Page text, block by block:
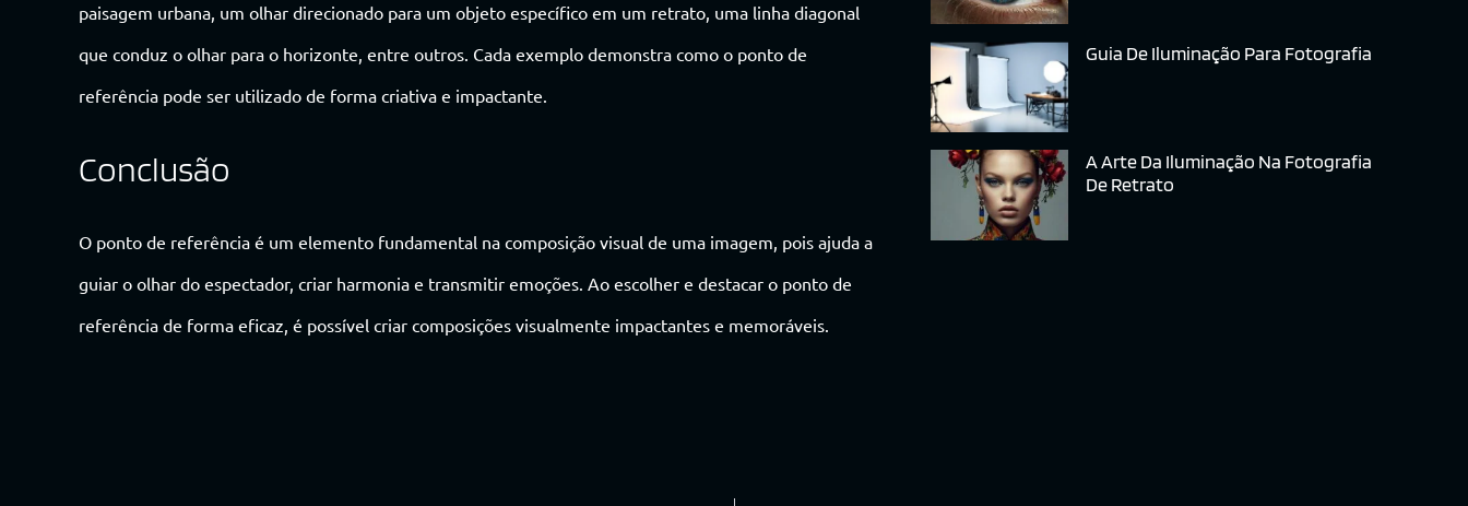
paisagem urbana, um olhar direcionado para um objeto específico em um retrato, uma linha diagonal
que conduz o olhar para o horizonte, entre outros. Cada exemplo demonstra como o ponto de
referência pode ser utilizado de forma criativa e impactante.
Conclusão
O ponto de referência é um elemento fundamental na composição visual de uma imagem, pois ajuda a
guiar o olhar do espectador, criar harmonia e transmitir emoções. Ao escolher e destacar o ponto de
referência de forma eficaz, é possível criar composições visualmente impactantes e memoráveis.
Guia De Iluminação Para Fotografia
A Arte Da Iluminação Na Fotografia
De Retrato